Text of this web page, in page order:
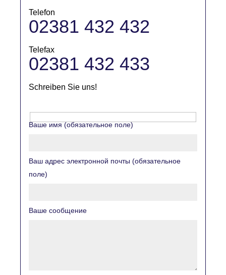
Telefon
02381 432 432
Telefax
02381 432 433
Schreiben Sie uns!
Ваше имя (обязательное поле)
Ваш адрес электронной почты (обязательное
поле)
Ваше сообщение